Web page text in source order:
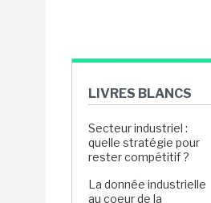
LIVRES BLANCS
Secteur industriel :
quelle stratégie pour
rester compétitif ?
La donnée industrielle
au coeur de la